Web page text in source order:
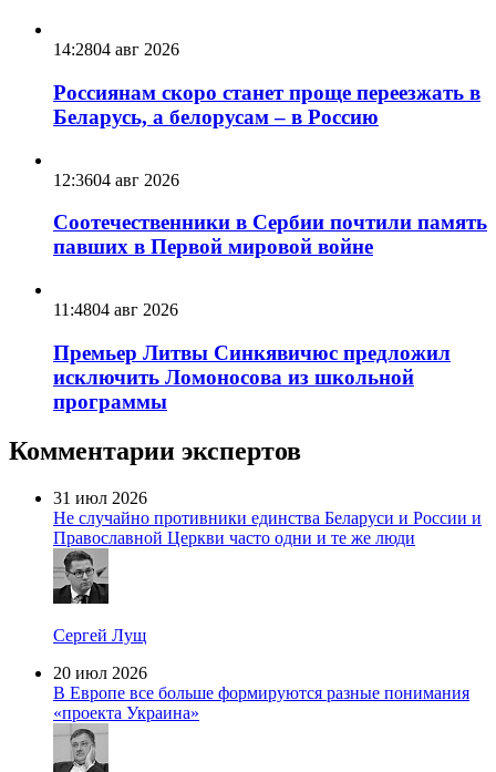
14:2804 авг 2026
Россиянам скоро станет проще переезжать в
Беларусь, а белорусам – в Россию
12:3604 авг 2026
Соотечественники в Сербии почтили память
павших в Первой мировой войне
11:4804 авг 2026
Премьер Литвы Синкявичюс предложил
исключить Ломоносова из школьной
программы
Комментарии экспертов
31 июл 2026
Не случайно противники единства Беларуси и России и
Православной Церкви часто одни и те же люди
Сергей Лущ
20 июл 2026
В Европе все больше формируются разные понимания
«проекта Украина»